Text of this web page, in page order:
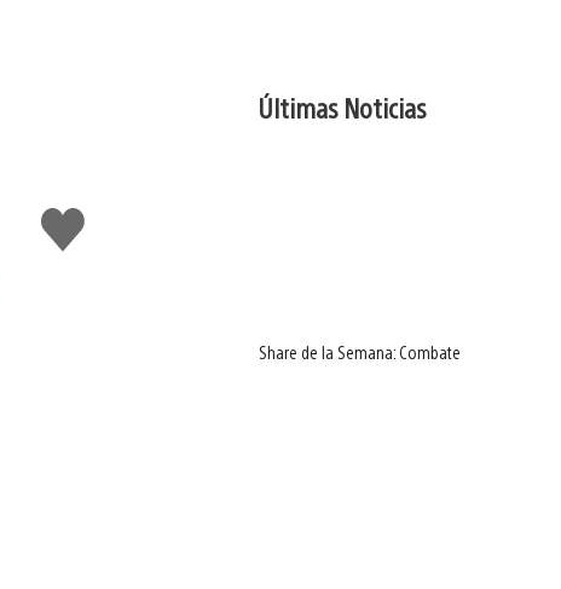
Me
gusta
Últimas Noticias
Share de la Semana: Combate